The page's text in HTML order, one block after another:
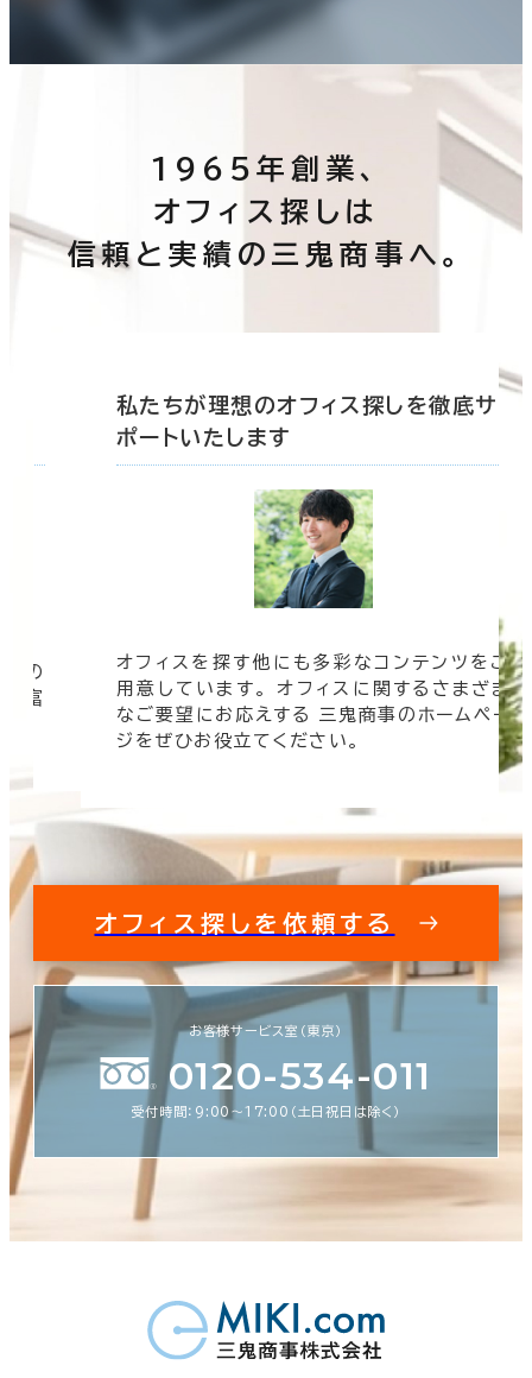
1965年創業、
オフィス探しは
信頼と実績の三鬼商事へ。
の
豊富
私たちが理想のオフィス探しを徹底サ
ポートいたします
オフィスを探す他にも多彩なコンテンツをご
用意しています。 オフィスに関するさまざま
なご要望にお応えする 三鬼商事のホームペー
ジをぜひお役立てください。
オフィス探しを依頼する
お客様サービス室（東京）
0120-534-011
受付時間：9:00〜17:00（土日祝日は除く）